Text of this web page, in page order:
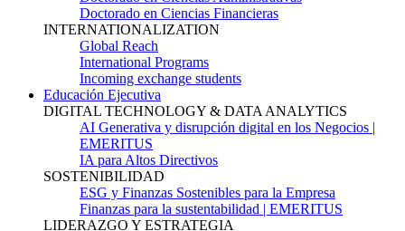
Doctorado en Ciencias Financieras
INTERNATIONALIZATION
Global Reach
International Programs
Incoming exchange students
Educación Ejecutiva
DIGITAL TECHNOLOGY & DATA ANALYTICS
AI Generativa y disrupción digital en los Negocios |
EMERITUS
IA para Altos Directivos
SOSTENIBILIDAD
ESG y Finanzas Sostenibles para la Empresa
Finanzas para la sustentabilidad | EMERITUS
LIDERAZGO Y ESTRATEGIA